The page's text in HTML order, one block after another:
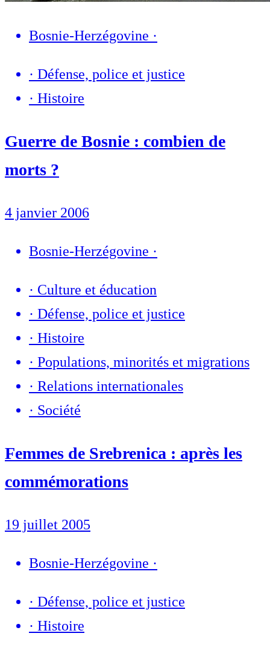
Bosnie-Herzégovine ·
· Défense, police et justice
· Histoire
Guerre de Bosnie : combien de
morts ?
4 janvier 2006
Bosnie-Herzégovine ·
· Culture et éducation
· Défense, police et justice
· Histoire
· Populations, minorités et migrations
· Relations internationales
· Société
Femmes de Srebrenica : après les
commémorations
19 juillet 2005
Bosnie-Herzégovine ·
· Défense, police et justice
· Histoire